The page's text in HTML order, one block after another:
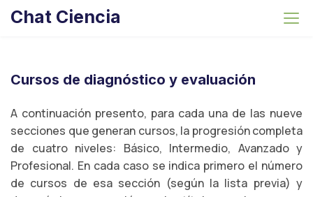
Chat Ciencia
Cursos de diagnóstico y evaluación
A continuación presento, para cada una de las nueve
secciones que generan cursos, la progresión completa
de cuatro niveles: Básico, Intermedio, Avanzado y
Profesional. En cada caso se indica primero el número
de cursos de esa sección (según la lista previa) y